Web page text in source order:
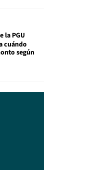
la PGU
cuándo
según